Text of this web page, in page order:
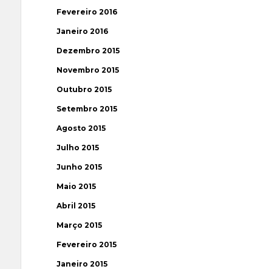
Fevereiro 2016
Janeiro 2016
Dezembro 2015
Novembro 2015
Outubro 2015
Setembro 2015
Agosto 2015
Julho 2015
Junho 2015
Maio 2015
Abril 2015
Março 2015
Fevereiro 2015
Janeiro 2015